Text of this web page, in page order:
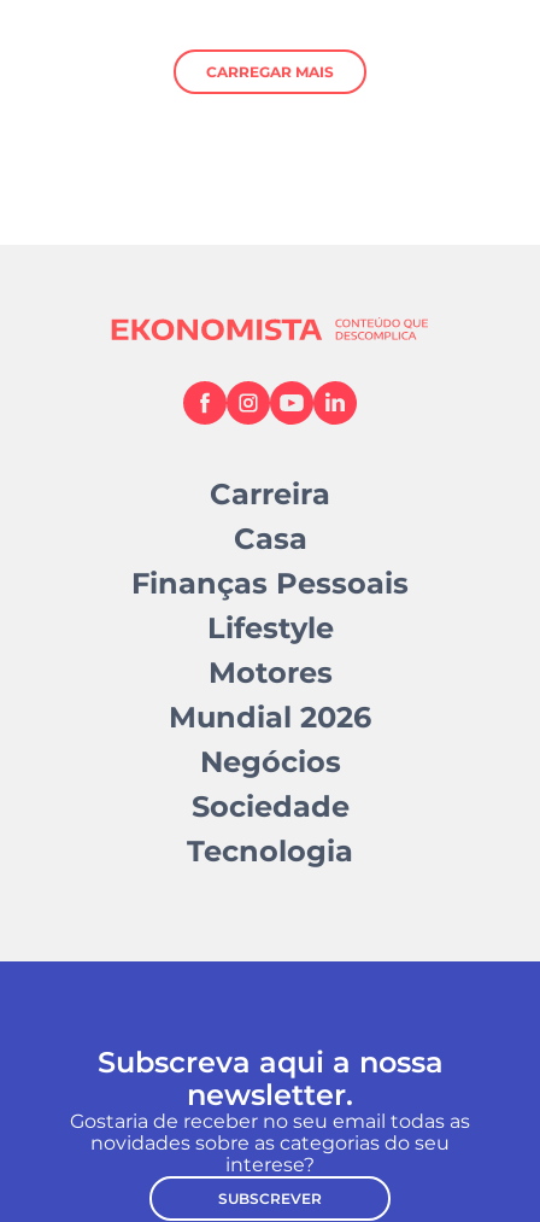
CARREGAR MAIS
Carreira
Casa
Finanças Pessoais
Lifestyle
Motores
Mundial 2026
Negócios
Sociedade
Tecnologia
Subscreva aqui a nossa
newsletter.
Gostaria de receber no seu email todas as
novidades sobre as categorias do seu
interese?
SUBSCREVER